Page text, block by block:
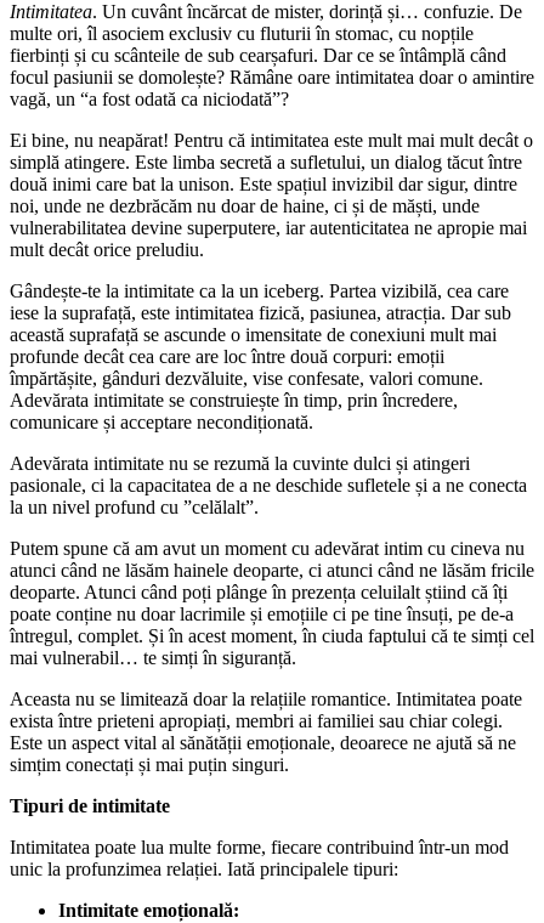
Intimitatea. Un cuvânt încărcat de mister, dorință și… confuzie. De
multe ori, îl asociem exclusiv cu fluturii în stomac, cu nopțile
fierbinți și cu scânteile de sub cearșafuri. Dar ce se întâmplă când
focul pasiunii se domolește? Rămâne oare intimitatea doar o amintire
vagă, un “a fost odată ca niciodată”?
Ei bine, nu neapărat! Pentru că intimitatea este mult mai mult decât o
simplă atingere. Este limba secretă a sufletului, un dialog tăcut între
două inimi care bat la unison. Este spațiul invizibil dar sigur, dintre
noi, unde ne dezbrăcăm nu doar de haine, ci și de măști, unde
vulnerabilitatea devine superputere, iar autenticitatea ne apropie mai
mult decât orice preludiu.
Gândește-te la intimitate ca la un iceberg. Partea vizibilă, cea care
iese la suprafață, este intimitatea fizică, pasiunea, atracția. Dar sub
această suprafață se ascunde o imensitate de conexiuni mult mai
profunde decât cea care are loc între două corpuri: emoții
împărtășite, gânduri dezvăluite, vise confesate, valori comune.
Adevărata intimitate se construiește în timp, prin încredere,
comunicare și acceptare necondiționată.
Adevărata intimitate nu se rezumă la cuvinte dulci și atingeri
pasionale, ci la capacitatea de a ne deschide sufletele și a ne conecta
la un nivel profund cu ”celălalt”.
Putem spune că am avut un moment cu adevărat intim cu cineva nu
atunci când ne lăsăm hainele deoparte, ci atunci când ne lăsăm fricile
deoparte. Atunci când poți plânge în prezența celuilalt știind că îți
poate conține nu doar lacrimile și emoțiile ci pe tine însuți, pe de-a
întregul, complet. Și în acest moment, în ciuda faptului că te simți cel
mai vulnerabil… te simți în siguranță.
Aceasta nu se limitează doar la relațiile romantice. Intimitatea poate
exista între prieteni apropiați, membri ai familiei sau chiar colegi.
Este un aspect vital al sănătății emoționale, deoarece ne ajută să ne
simțim conectați și mai puțin singuri.
Tipuri de intimitate
Intimitatea poate lua multe forme, fiecare contribuind într-un mod
unic la profunzimea relației. Iată principalele tipuri:
Intimitate emoțională: